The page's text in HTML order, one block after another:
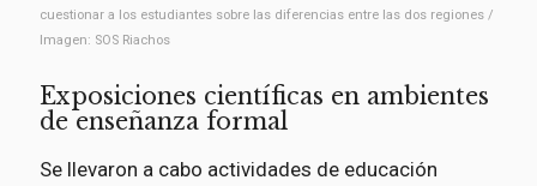
cuestionar a los estudiantes sobre las diferencias entre las dos regiones /
Imagen: SOS Riachos
Exposiciones científicas en ambientes
de enseñanza formal
Se llevaron a cabo actividades de educación